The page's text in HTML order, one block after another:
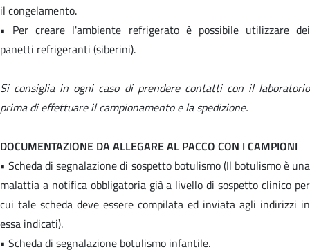
il congelamento.
• Per creare l'ambiente refrigerato è possibile utilizzare dei
panetti refrigeranti (siberini).
Si consiglia in ogni caso di prendere contatti con il laboratorio
prima di effettuare il campionamento e la spedizione.
DOCUMENTAZIONE DA ALLEGARE AL PACCO CON I CAMPIONI
• Scheda di segnalazione di sospetto botulismo (Il botulismo è una
malattia a notifica obbligatoria già a livello di sospetto clinico per
cui tale scheda deve essere compilata ed inviata agli indirizzi in
essa indicati).
• Scheda di segnalazione botulismo infantile.